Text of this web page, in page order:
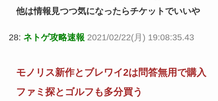
他は情報見つつ気になったらチケットでいいや
28: ネトゲ攻略速報 2021/02/22(月) 19:08:35.43
モノリス新作とブレワイ2は問答無用で購入
ファミ探とゴルフも多分買う